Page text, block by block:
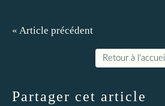
« Article précédent
Retour à l'accueil
Partager cet article